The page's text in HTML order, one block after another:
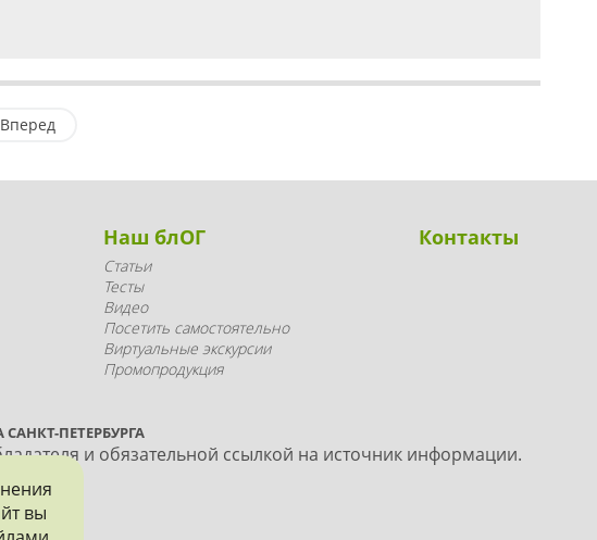
Вперед
Наш блОГ
Статьи
Тесты
Видео
Посетить самостоятельно
Виртуальные экскурсии
Промопродукция
Контакты
ПЕТЕРБУРГА
и обязательной ссылкой на источник информации.
вы